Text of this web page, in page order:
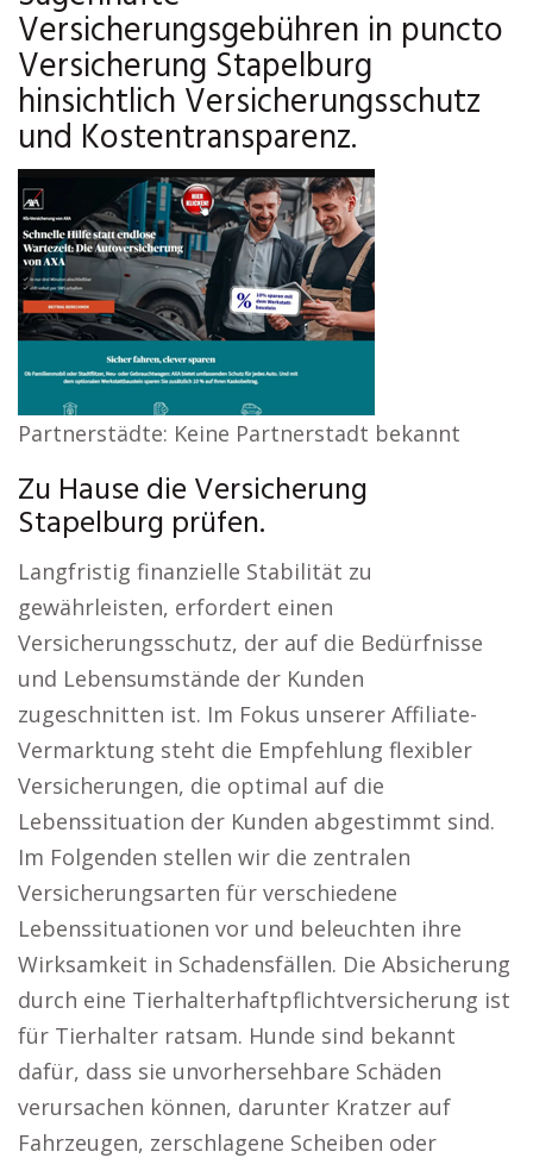
Versicherungsgebühren in puncto
Versicherung Stapelburg
hinsichtlich Versicherungsschutz
und Kostentransparenz.
Partnerstädte: Keine Partnerstadt bekannt
Zu Hause die Versicherung
Stapelburg prüfen.
Langfristig finanzielle Stabilität zu
gewährleisten, erfordert einen
Versicherungsschutz, der auf die Bedürfnisse
und Lebensumstände der Kunden
zugeschnitten ist. Im Fokus unserer Affiliate-
Vermarktung steht die Empfehlung flexibler
Versicherungen, die optimal auf die
Lebenssituation der Kunden abgestimmt sind.
Im Folgenden stellen wir die zentralen
Versicherungsarten für verschiedene
Lebenssituationen vor und beleuchten ihre
Wirksamkeit in Schadensfällen. Die Absicherung
durch eine Tierhalterhaftpflichtversicherung ist
für Tierhalter ratsam. Hunde sind bekannt
dafür, dass sie unvorhersehbare Schäden
verursachen können, darunter Kratzer auf
Fahrzeugen, zerschlagene Scheiben oder